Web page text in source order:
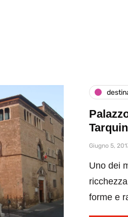
Giugno 5,
Uno dei
forme e